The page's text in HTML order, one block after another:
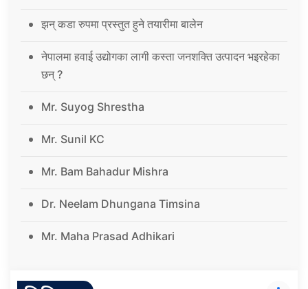
झन् कडा रुपमा प्रस्तुत हुने तयारीमा बालेन
नेपालमा हवाई उद्योगका लागी कस्ता जनशक्ति उत्पादन भइरहेका
छन् ?
Mr. Suyog Shrestha
Mr. Sunil KC
Mr. Bam Bahadur Mishra
Dr. Neelam Dhungana Timsina
Mr. Maha Prasad Adhikari